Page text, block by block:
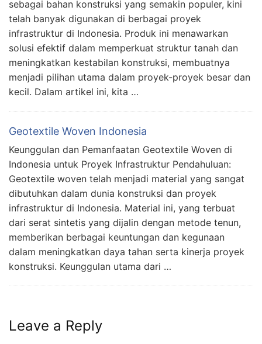
sebagai bahan konstruksi yang semakin populer, kini
telah banyak digunakan di berbagai proyek
infrastruktur di Indonesia. Produk ini menawarkan
solusi efektif dalam memperkuat struktur tanah dan
meningkatkan kestabilan konstruksi, membuatnya
menjadi pilihan utama dalam proyek-proyek besar dan
kecil. Dalam artikel ini, kita …
Geotextile Woven Indonesia
Keunggulan dan Pemanfaatan Geotextile Woven di
Indonesia untuk Proyek Infrastruktur Pendahuluan:
Geotextile woven telah menjadi material yang sangat
dibutuhkan dalam dunia konstruksi dan proyek
infrastruktur di Indonesia. Material ini, yang terbuat
dari serat sintetis yang dijalin dengan metode tenun,
memberikan berbagai keuntungan dan kegunaan
dalam meningkatkan daya tahan serta kinerja proyek
konstruksi. Keunggulan utama dari …
Leave a Reply